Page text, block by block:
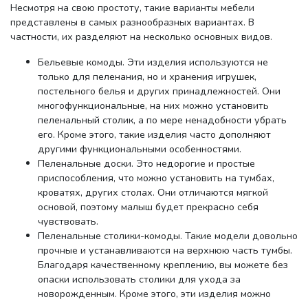
Несмотря на свою простоту, такие варианты мебели
представлены в самых разнообразных вариантах. В
частности, их разделяют на несколько основных видов.
Бельевые комоды. Эти изделия используются не
только для пеленания, но и хранения игрушек,
постельного белья и других принадлежностей. Они
многофункциональные, на них можно установить
пеленальный столик, а по мере ненадобности убрать
его. Кроме этого, такие изделия часто дополняют
другими функциональными особенностями.
Пеленальные доски. Это недорогие и простые
приспособления, что можно установить на тумбах,
кроватях, других столах. Они отличаются мягкой
основой, поэтому малыш будет прекрасно себя
чувствовать.
Пеленальные столики-комоды. Такие модели довольно
прочные и устанавливаются на верхнюю часть тумбы.
Благодаря качественному креплению, вы можете без
опаски использовать столики для ухода за
новорожденным. Кроме этого, эти изделия можно